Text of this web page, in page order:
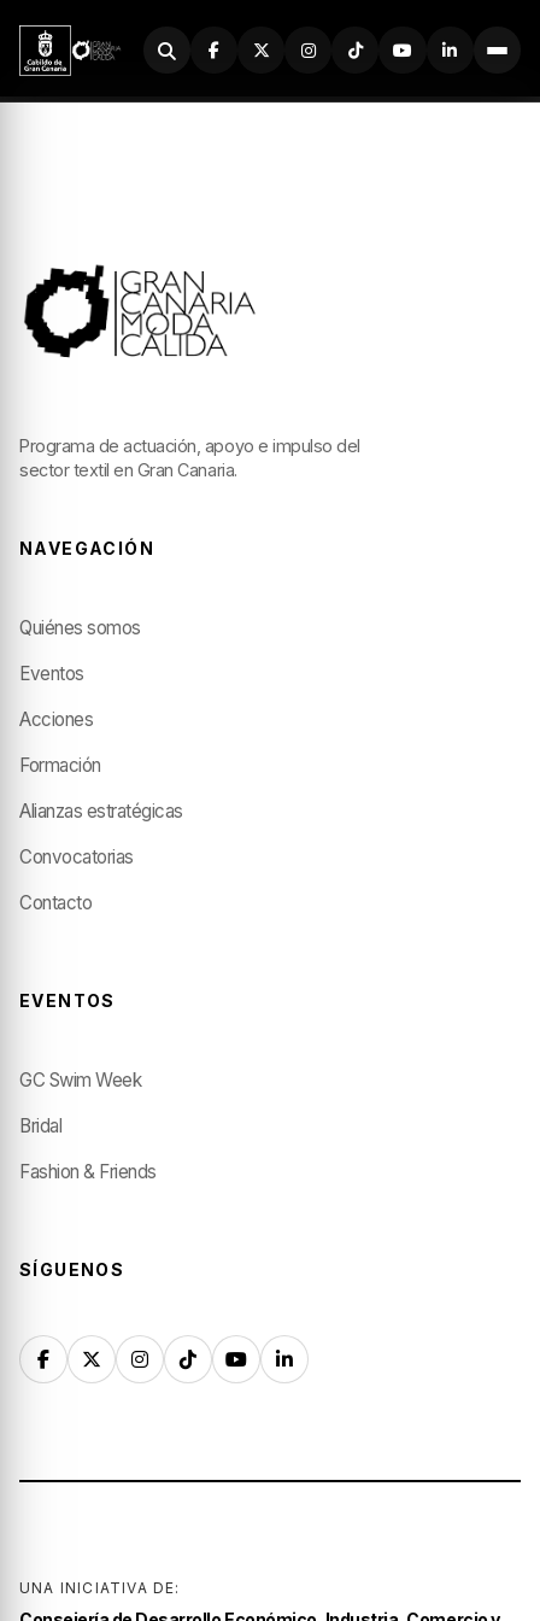
Buscador
Programa de actuación, apoyo e impulso del
sector textil en Gran Canaria.
NAVEGACIÓN
Quiénes somos
Eventos
Acciones
Formación
Alianzas estratégicas
Convocatorias
Contacto
EVENTOS
GC Swim Week
Bridal
Fashion & Friends
SÍGUENOS
UNA INICIATIVA DE: